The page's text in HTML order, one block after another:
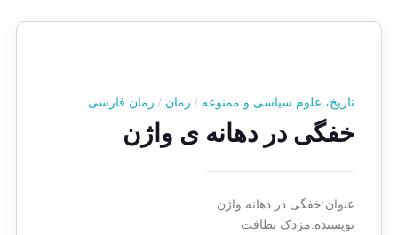
تاریخ، علوم سیاسی و ممنوعه / رمان / رمان فارسی
خفگی در دهانه ی واژن
عنوان:خفگی در دهانه واژن
نویسنده:مزدک نظافت